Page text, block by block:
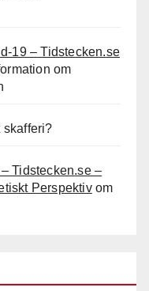
19 – Tidstecken.se
om
skafferi?
Tidstecken.se –
Perspektivom